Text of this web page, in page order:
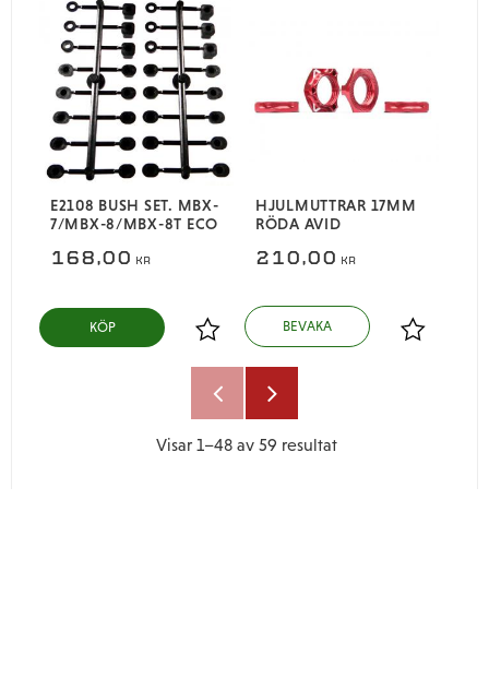
E2108 BUSH SET. MBX-
7/MBX-8/MBX-8T ECO
168,00 KR
Lägg till i favoriter
KÖP
HJULMUTTRAR 17MM
RÖDA AVID
210,00 KR
Lägg till i
Visar 1–48 av 59 resultat